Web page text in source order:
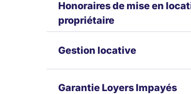
Honoraires de mise en
propriétaire
Gestion locative
Garantie Loyers Impayés